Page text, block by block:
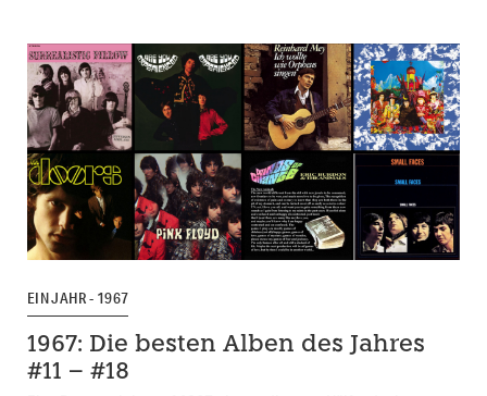
EIN JAHR - 1967
1967: Die besten Alben des Jahres
#11 – #18